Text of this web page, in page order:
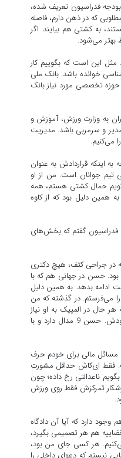
فدراسیون تعریف شده،
که در ذهن دارم، فاصله
به کشتی هم بیایند. اگر
بهتر می‌شود.
این است که بگوییم کار
خوانده باشد. بانک ملی
تخصصی مورد نیاز بانک
به وزارت ورزش، آموزش و
و سرمربی باشد. مدیریت
اینکه قراردادش به عنوان
تیم جوانان است. من از او
حمال کشتی هستم، همه
دلیل بود که از کاوه
فدراسیون گفتم که بخش‌های
شاید به خیلی از پزشکان بربخورد اما باید واقعیت را گفت. در 20 سال گذشته در جراحی کتف، هیچ دکتری
بود. حسن در جهانی هم که با
ادامه بدهد. به همین دلیل
می‌فرستم. در گذشته که من
را به بیمارستان خصوصی می‌بریم. من در 25 سالگی سوختم. به هر حال در المپیک به او نیاز
داریم و امیدوارم اولین کسی باشد که عمل می‌کند و برگردد. هم ما دوست داشتیم در بازی‌های آسیایی شرکت کند، هم خودش. حسن 9 مدال دارد و با
مسائل مالی برای خودم حرف
فقط ای‌کاش حداقل مشورت
ناعدالتی رخ داده؛ چون
تمرکزش فقط روی ورزش
دارد که آیا آن دادگاه
هم هر تصمیمی بگیرد،
می‌کنیم. هر کسی جای من بود،
نیستم که دعوای داخلی را